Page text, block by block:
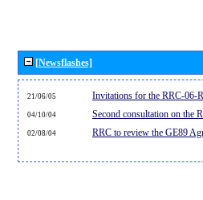
[Newsflashes]
21/06/05 Invitations for the RRC-06-
04/10/04 Second consultation on the
02/08/04 RRC to review the GE89